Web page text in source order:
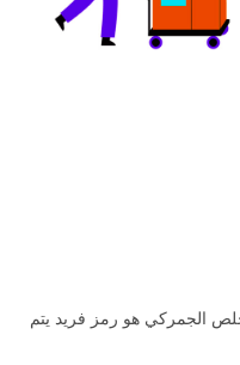
الجمركي هو رمز فريد يتم